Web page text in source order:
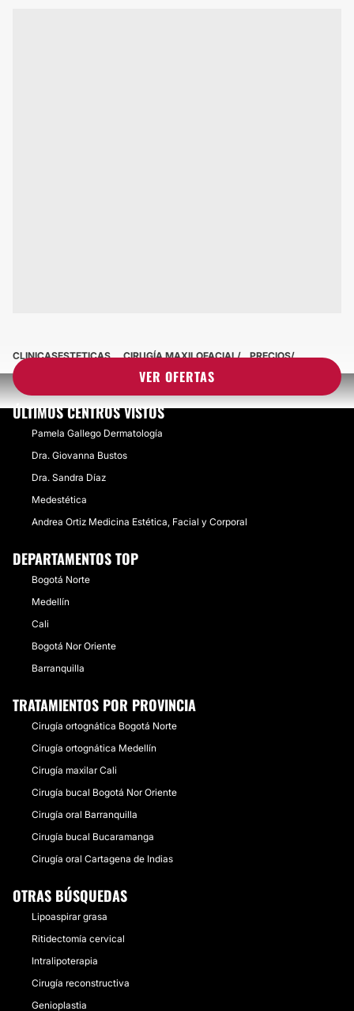
VER OFERTAS
CLINICASESTETICAS CIRUGÍA MAXILOFACIAL PRECIOS
ÚLTIMOS CENTROS VISTOS
Pamela Gallego Dermatología
Dra. Giovanna Bustos
Dra. Sandra Díaz
​Medestética
Andrea Ortiz Medicina Estética, Facial y Corporal
DEPARTAMENTOS TOP
Bogotá Norte
Medellín
Cali
Bogotá Nor Oriente
Barranquilla
TRATAMIENTOS POR PROVINCIA
Cirugía ortognática Bogotá Norte
Cirugía ortognática Medellín
Cirugía maxilar Cali
Cirugía bucal Bogotá Nor Oriente
Cirugía oral Barranquilla
Cirugía bucal Bucaramanga
Cirugía oral Cartagena de Indias
OTRAS BÚSQUEDAS
Lipoaspirar grasa
Ritidectomía cervical
Intralipoterapia
Cirugía reconstructiva
Genioplastia